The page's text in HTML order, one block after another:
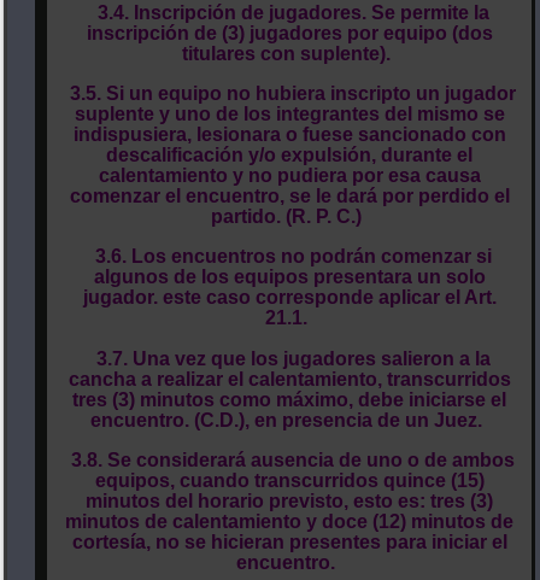
3.4. Inscripción de jugadores. Se permite la
inscripción de (3) jugadores por equipo (dos
titulares con suplente).
3.5. Si un equipo no hubiera inscripto un jugador
suplente y uno de los integrantes del mismo se
indispusiera, lesionara o fuese sancionado con
descalificación y/o expulsión, durante el
calentamiento y no pudiera por esa causa
comenzar el encuentro, se le dará por perdido el
partido. (R. P. C.)
3.6. Los encuentros no podrán comenzar si
algunos de los equipos presentara un solo
jugador. este caso corresponde aplicar el Art.
21.1.
3.7. Una vez que los jugadores salieron a la
cancha a realizar el calentamiento, transcurridos
tres (3) minutos como máximo, debe iniciarse el
encuentro. (C.D.), en presencia de un Juez.
3.8. Se considerará ausencia de uno o de ambos
equipos, cuando transcurridos quince (15)
minutos del horario previsto, esto es: tres (3)
minutos de calentamiento y doce (12) minutos de
cortesía, no se hicieran presentes para iniciar el
encuentro.